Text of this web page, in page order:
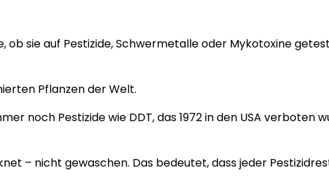
sie auf Pestizide, Schwermetalle oder Mykotoxine
Pflanzen der Welt.
noch Pestizide wie DDT, das 1972 in den USA verboten
– nicht gewaschen. Das bedeutet, dass jeder